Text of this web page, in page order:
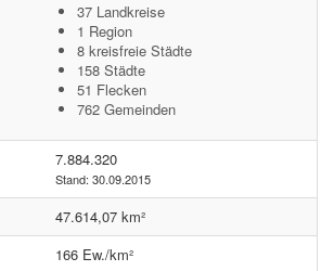
37 Landkreise
1 Region
8 kreisfreie Städte
158 Städte
51 Flecken
762 Gemeinden
7.884.320
Stand: 30.09.2015
47.614,07 km²
166 Ew./km²